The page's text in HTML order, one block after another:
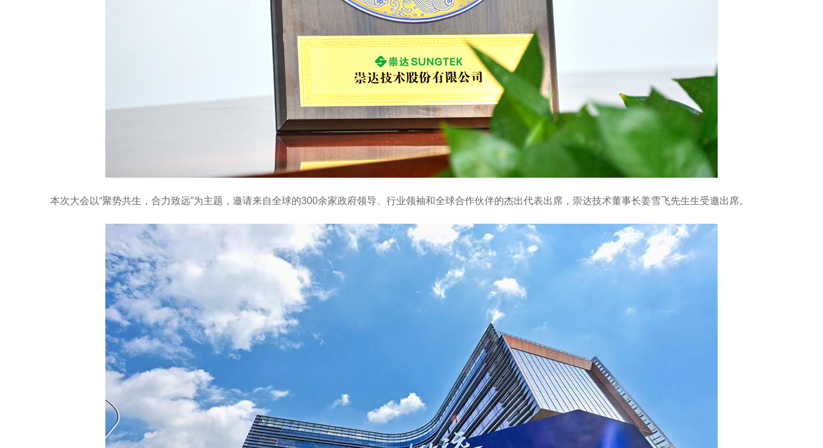
本次大会以“聚势共生，合力致远”为主题，邀请来自全球的300余家政府领导、行业领袖和全球合作伙伴的杰出代表出席，崇达技术董事长姜雪飞先生生受邀出席。